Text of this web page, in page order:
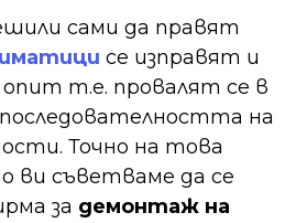
сами да правят
се изправят и
т.е. провалят се в
на
Точно на това
ви съветваме да се
за демонтаж на